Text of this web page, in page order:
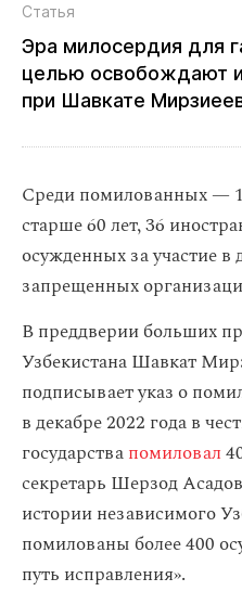
Статья
Эра милосердия для
целью освобождают
при Шавкате
Среди помилованных —
старше 60 лет, 36
осужденных за участие в
запрещенных
В преддверии больших
Узбекистана Шавкат
подписывает указ о
в декабре 2022 года в
государствапомиловал
секретарь Шерзод Асадов
истории независимого
помилованы более 400
путь исправления».